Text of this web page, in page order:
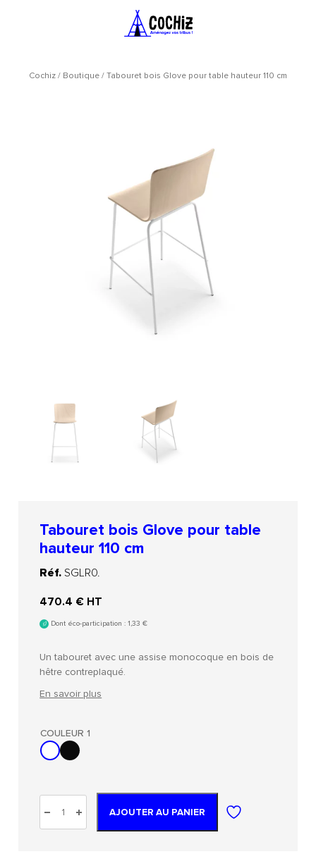
Cochiz/ Boutique/Tabouret bois Glove pour table hauteur 110 cm
Tabouret bois Glove pour table
hauteur 110 cm
Réf. SGLR0.
470.4 € HT
Dont éco-participation :1,33€
Un tabouret avec une assise monocoque en bois de
hêtre contreplaqué.
En savoir plus
COULEUR 1
AJOUTER AU PANIER